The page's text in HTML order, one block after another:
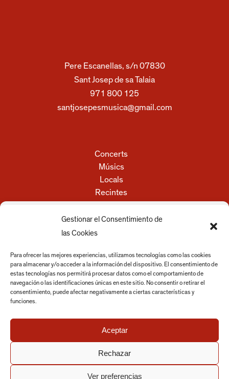
Gestionar el Consentimiento de
las Cookies
Para ofrecer las mejores experiencias, utilizamos tecnologías como las cookies
para almacenar y/o acceder a la información del dispositivo. El consentimiento de
estas tecnologías nos permitirá procesar datos como el comportamiento de
navegación o las identificaciones únicas en este sitio. No consentir o retirar el
consentimiento, puede afectar negativamente a ciertas características y
funciones.
Aceptar
Rechazar
Ver preferencias
Pere Escanellas, s/n 07830
Sant Josep de sa Talaia
971 800 125
santjosepesmusica@gmail.com
Concerts
Músics
Locals
Recintes
Empreses i serveis
Ajuntament
Avís legal
Política de privacitat